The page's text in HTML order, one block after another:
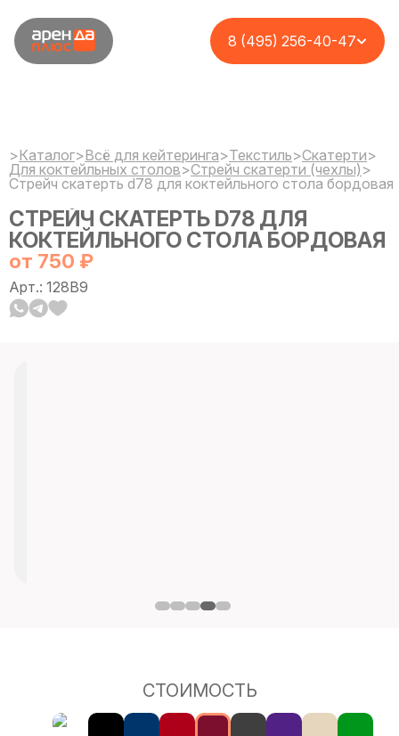
8 (495) 256-40-47
>Каталог>Всё для кейтеринга>Текстиль>Cкатерти>
Для коктейльных столов>Стрейч скатерти (чехлы) >
Стрейч скатерть d78 для коктейльного стола бордовая
СТРЕЙЧ СКАТЕРТЬ D78 ДЛЯ
КОКТЕЙЛЬНОГО СТОЛА БОРДОВАЯ
от 750 ₽
Арт.: 128B9
СТОИМОСТЬ